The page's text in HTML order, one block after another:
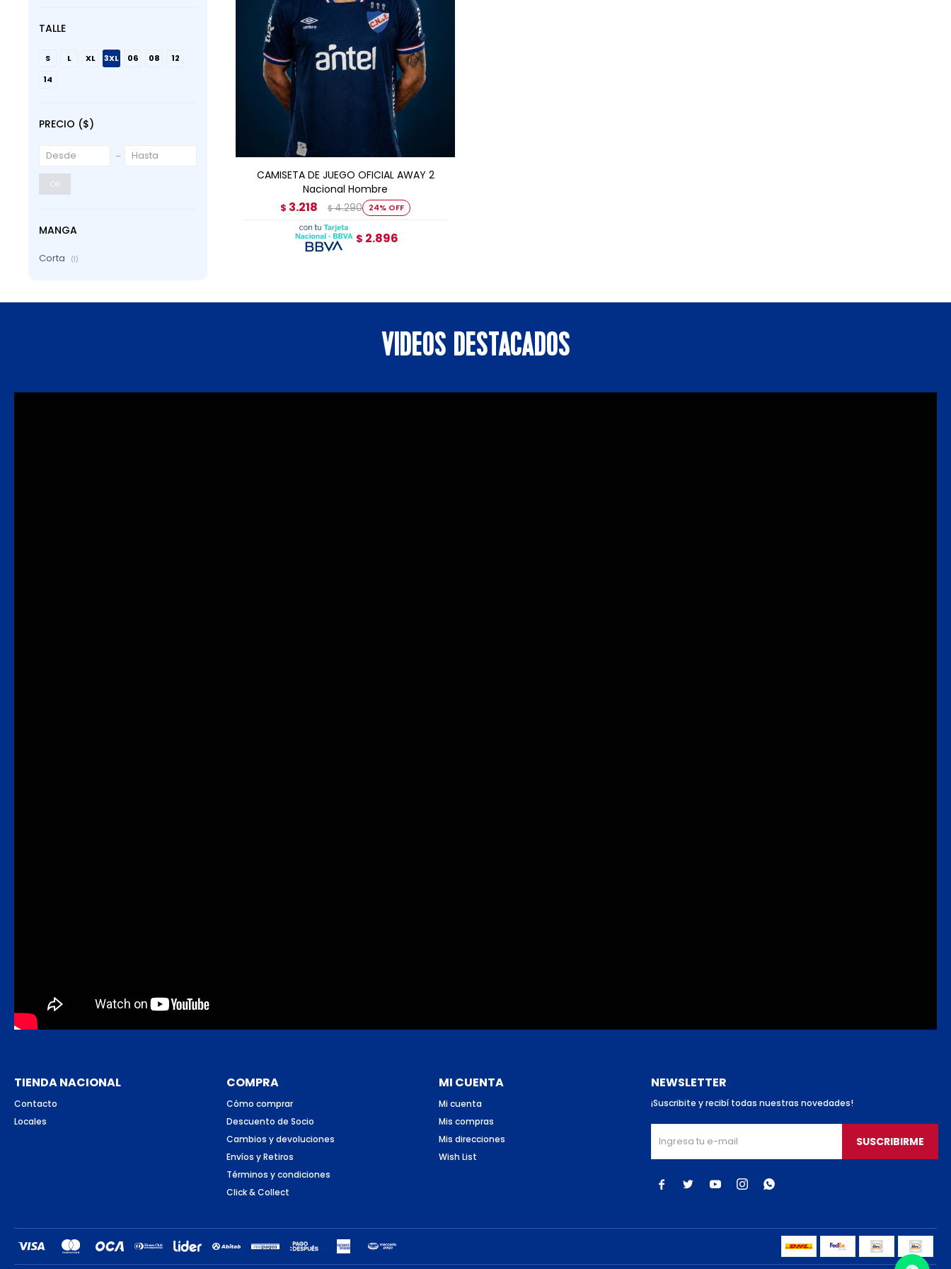
CAMISETA DE JUEGO OFICIAL AWAY 2
Nacional Hombre
$ 3.218 $ 4.290 24
$ 2.896
AGREGAR AL CARRITO
TALLE
S L XL 3XL 06 08
12
14
PRECIO ($)
OK
MANGA
Corta (1)
VIDEOS DESTACADOS
TIENDA NACIONAL
Contacto
Locales
COMPRA
Cómo comprar
Descuento de Socio
Cambios y devoluciones
Envíos y Retiros
Términos y condiciones
Click & Collect
MI CUENTA
Mi cuenta
Mis compras
Mis direcciones
Wish List
NEWSLETTER
¡Suscribite y recibí todas nuestras novedades!
SUSCRIBIRME
    